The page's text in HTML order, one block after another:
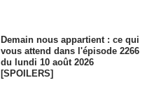
Demain nous appartient : ce qui
vous attend dans l'épisode 2266
du lundi 10 août 2026
[SPOILERS]